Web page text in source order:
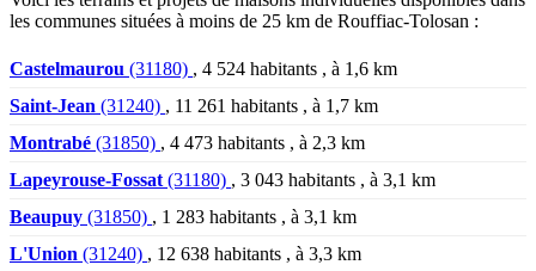
les communes situées à moins de 25 km de Rouffiac-Tolosan :
Castelmaurou (31180) , 4 524 habitants , à 1,6 km
Saint-Jean (31240) , 11 261 habitants , à 1,7 km
Montrabé (31850) , 4 473 habitants , à 2,3 km
Lapeyrouse-Fossat (31180) , 3 043 habitants , à 3,1 km
Beaupuy (31850) , 1 283 habitants , à 3,1 km
L'Union (31240) , 12 638 habitants , à 3,3 km